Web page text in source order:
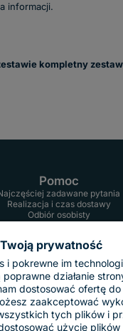
informacji.
kompletny
Pomoc
zadawane pytania
Realizacja i czas dostawy
Odbiór osobisty
Informacje
Regulamin
Reklamacje i zwroty
Gwarancja
Polityka prywatności
Dostawy i płatności
Koszty dostawy
InPost Pay
prywatność
i pokrewne im
poprawne działanie
dostosować ofertę do
zaakceptować
tych plików i
użycie plików